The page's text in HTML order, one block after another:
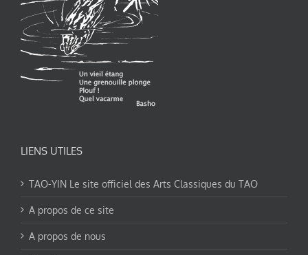
LIENS UTILES
TAO-YIN Le site officiel des Arts Classiques du TAO
A propos de ce site
A propos de nous